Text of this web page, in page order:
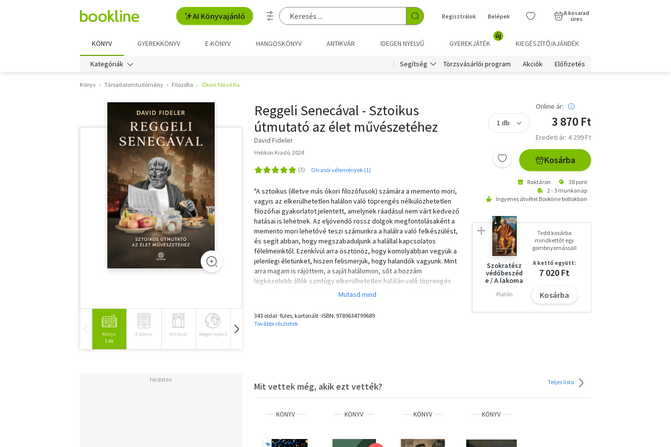
AI Könyvajánló Regisztrálok Belépek
A kosarad
üres
KÖNYV GYEREKKÖNYV E-KÖNYV HANGOSKÖNYV ANTIKVÁR IDEGEN NYELVŰ GYEREKJÁTÉK
új
KIEGÉSZÍTŐ/AJÁNDÉK
Kategóriák Segítség Törzsvásárlói program Akciók Előfizetés
Könyv Társadalomtudomány Filozófia Ókori filozófia
Könyv
1 db
E-könyv Antikvár Idegen nyelvű Hangoskönyv
Reggeli Senecával - Sztoikus
útmutató az élet művészetéhez
David Fideler
Helikon Kiadó, 2024
Olvasói vélemények (1)
"A sztoikus (illetve más ókori filozófusok) számára a memento mori,
vagyis az elkerülhetetlen halálon való töprengés nélkülözhetetlen
filozófiai gyakorlatot jelentett, amelynek ráadásul nem várt kedvező
hatásai is lehetnek. Az eljövendő rossz dolgok megfontolásaként a
memento mori lehetővé teszi számunkra a halálra való felkészülést,
és segít abban, hogy megszabaduljunk a halállal kapcsolatos
félelmeinktől. Ezenkívül arra ösztönöz, hogy komolyabban vegyük a
jelenlegi életünket, hiszen felismerjük, hogy halandók vagyunk. Mint
arra magam is rájöttem, a saját halálomon, sőt a hozzám
legközelebb állók szintúgy elkerülhetetlen halálán való töprengés
egy teljességgel váratlan és erőteljes eredménnyel is járt: mélyebb
gondolatai változásokkal teli, bizonytalan, sokszor szorongásra
okot adó világunkban ugyanolyan aktuálisak, mint kétezer évvel
ezelőtt. Sőt, ma talán még nagyobb szükség van a sztoikusok
erényeire: a lelki nyugalomra, a megfontoltságra, a jelenlétre, az
élethelyzeteinkben is megvilágítja a kiutat.
343 oldal･füles, kartonált･ISBN: 9789634799689
További részletek
Online ár:
3 870 Ft
Eredeti ár: 4 299 Ft
Kosárba
Raktáron
38 pont
2 - 3 munkanap
Ingyenes átvétel Bookline boltokban
Szokratész
védőbeszéd
e / A lakoma
Platón
Tedd kosárba
mindkettőt egy
gombnyomással!
A kettő együtt:
7 020 Ft
Kosárba
Mit vettek még, akik ezt vették? Teljes lista
KÖNYV KÖNYV KÖNYV KÖNYV